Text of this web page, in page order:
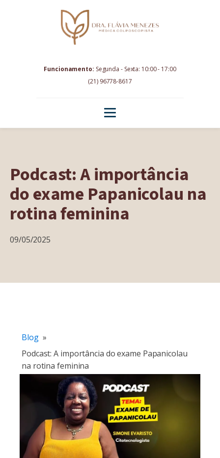
Funcionamento: Segunda - Sexta: 10:00 - 17:00
(21) 96778-8617
Podcast: A importância
do exame Papanicolau na
rotina feminina
09/05/2025
Blog »
Podcast: A importância do exame Papanicolau
na rotina feminina